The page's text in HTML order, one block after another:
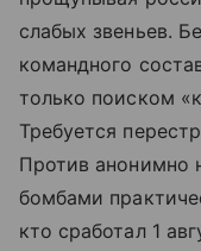
слабых звеньев.
командного
только поиском
Требуется
Против анонимно
бомбами
кто сработал 1